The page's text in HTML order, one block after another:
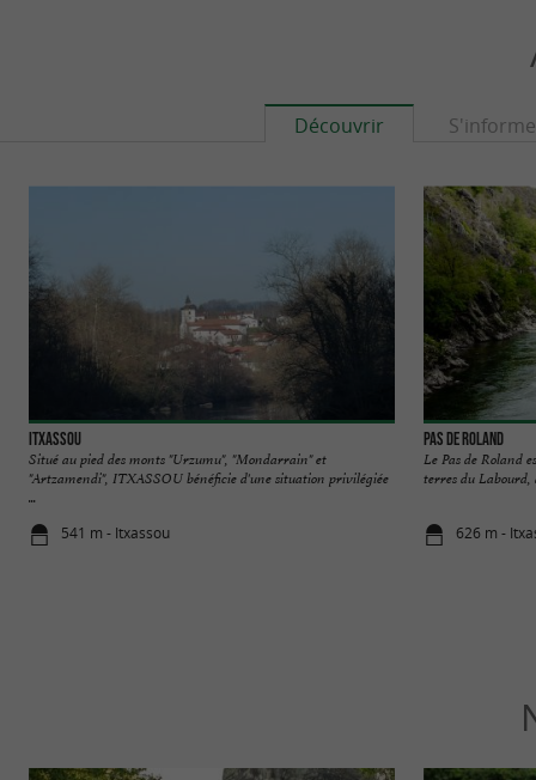
Découvrir
ITXASSOU
Situé au pied des monts "Urzumu", "Mondarrain" et
"Artzamendi", ITXASSOU bénéficie d'une situation privilégiée
...
541 m - Itxassou
Pas de Roland
Le Pas de Roland
terres du Labourd,
626 m -